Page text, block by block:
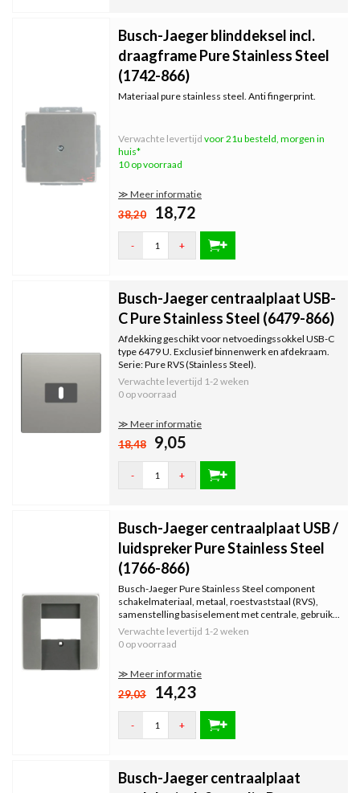
Busch-Jaeger blinddeksel incl.
draagframe Pure Stainless Steel
(1742-866)
Materiaal pure stainless steel. Anti fingerprint.
Verwachte levertijd voor 21u besteld, morgen in
huis*
10 op voorraad
≫ Meer informatie
38,20 18,72
- +
Busch-Jaeger centraalplaat USB-
C Pure Stainless Steel (6479-866)
Afdekking geschikt voor netvoedingssokkel USB-C
type 6479 U. Exclusief binnenwerk en afdekraam.
Serie: Pure RVS (Stainless Steel).
Verwachte levertijd 1-2 weken
0 op voorraad
≫ Meer informatie
18,48 9,05
- +
Busch-Jaeger centraalplaat USB /
luidspreker Pure Stainless Steel
(1766-866)
Busch-Jaeger Pure Stainless Steel component
schakelmateriaal, metaal, roestvaststaal (RVS),
samenstelling basiselement met centrale, gebruik...
Verwachte levertijd 1-2 weken
0 op voorraad
≫ Meer informatie
29,03 14,23
- +
Busch-Jaeger centraalplaat